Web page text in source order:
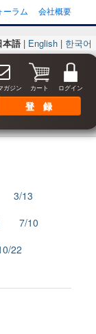
ーラム 会社概要
本語| English | 한국어
登 録
ログイン
カート
ガジン
3/13
7/10
22